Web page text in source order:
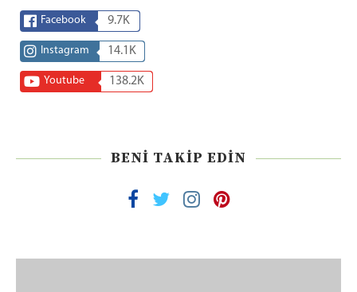
Facebook 9.7K
Instagram 14.1K
Youtube 138.2K
BENI TAKIP EDIN